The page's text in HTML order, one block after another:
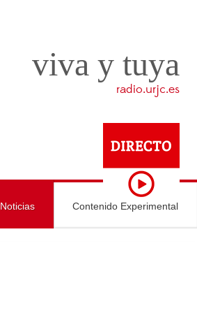
viva y tuya
radio.urjc.es
Noticias Contenido Experimental